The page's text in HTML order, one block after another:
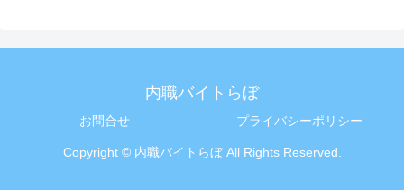
内職バイトらぼ
お問合せ プライバシーポリシー
Copyright © 内職バイトらぼ All Rights Reserved.